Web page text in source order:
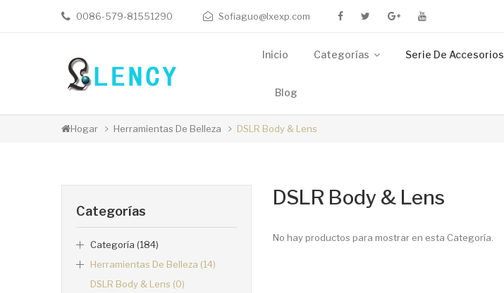
0086-579-81551290 Sofiaguo@lxexp.com
Inicio Categorías Serie De Accesorios
Blog
Hogar Herramientas De Belleza DSLR Body & Lens
Categorías
Categoría (184)
Herramientas De Belleza (14)
DSLR Body & Lens (0)
DSLR Body & Lens
No hay productos para mostrar en esta Categoría.